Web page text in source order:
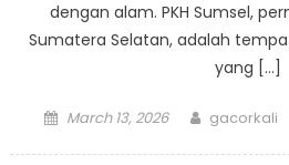
dengan alam. PKH Sumsel,
Sumatera Selatan, adalah
yang […]
Posted
March 13, 2026 Author
gacorkali